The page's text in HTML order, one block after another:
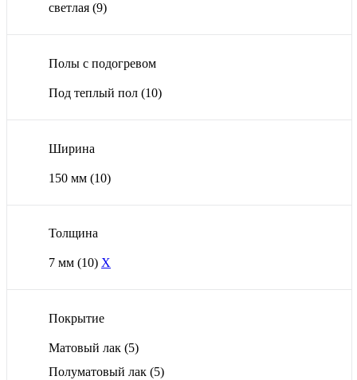
светлая (9)
Полы с подогревом
Под теплый пол (10)
Ширина
150 мм (10)
Толщина
7 мм (10) X
Покрытие
Матовый лак (5)
Полуматовый лак (5)